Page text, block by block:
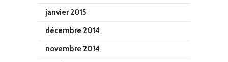
janvier 2015
décembre 2014
novembre 2014